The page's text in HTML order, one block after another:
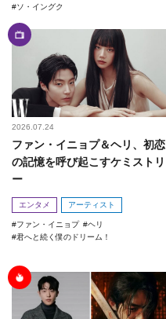
ソ・イングク
2026.07.24
ファン・イニョプ＆ヘリ、初恋
の記憶を呼び起こすケミストリ
ー
エンタメ アーティスト
ファン・イニョプ
ヘリ
君へと続く僕のドリーム！